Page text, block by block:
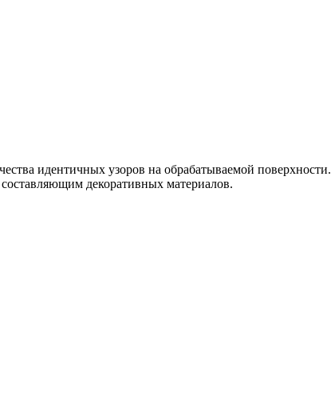
идентичных узоров на обрабатываемой поверхности.
декоративных материалов.